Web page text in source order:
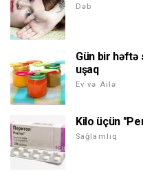
Dəb
Gün bir həftə
uşaq
Ev və Ailə
Kilo üçün
Sağlamlıq